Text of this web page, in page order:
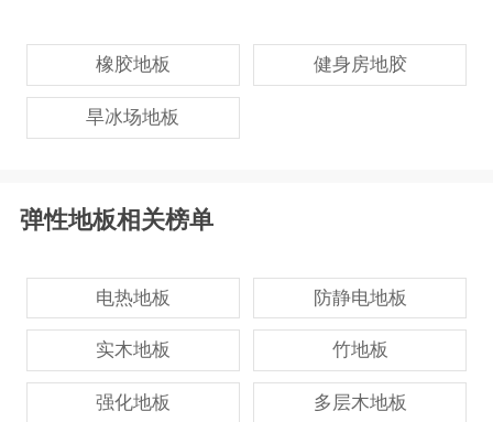
橡胶地板 健身房地胶
旱冰场地板
弹性地板相关榜单
电热地板 防静电地板
实木地板 竹地板
强化地板 多层木地板